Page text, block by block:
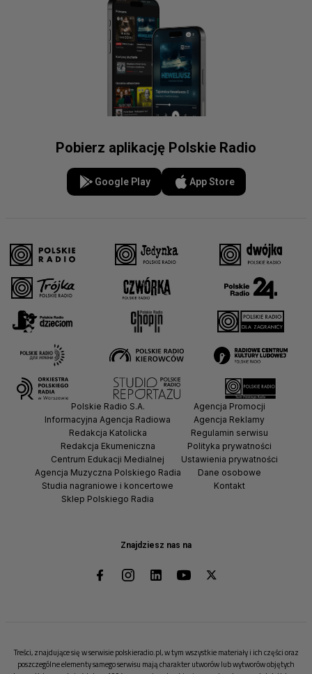
Pobierz aplikację Polskie Radio
Google Play App Store
Znajdziesz nas na
Polskie Radio S.A.
Informacyjna Agencja Radiowa
Redakcja Katolicka
Redakcja Ekumeniczna
Centrum Edukacji Medialnej
Agencja Muzyczna Polskiego Radia
Studia nagraniowe i koncertowe
Sklep Polskiego Radia
Agencja Promocji
Agencja Reklamy
Regulamin serwisu
Polityka prywatności
Ustawienia prywatności
Dane osobowe
Kontakt
Treści, znajdujące się w serwisie polskieradio.pl, w tym wszystkie materiały i ich części oraz
poszczególne elementy samego serwisu mają charakter utworów lub wytworów objętych